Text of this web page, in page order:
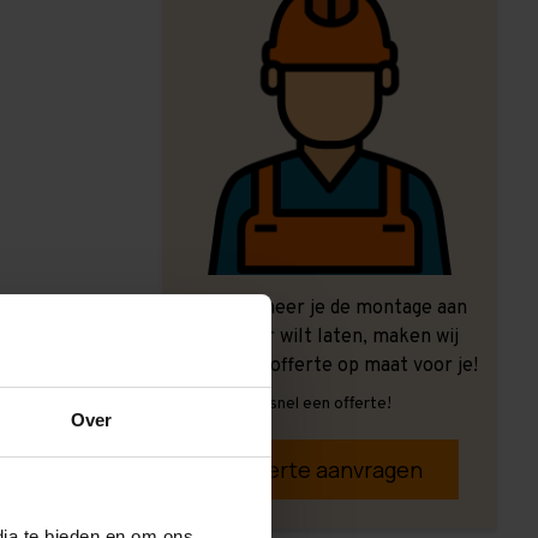
Over
Ook wanneer je de montage aan
ons over wilt laten, maken wij
graag een offerte op maat voor je!
Vrijblijvend, snel een offerte!
Offerte aanvragen